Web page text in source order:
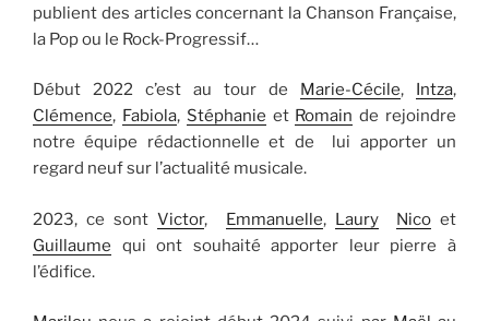
publient des articles concernant la Chanson Française,
la Pop ou le Rock-Progressif…
Début 2022 c’est au tour de Marie-Cécile, Intza,
Clémence, Fabiola, Stéphanie et Romain de rejoindre
notre équipe rédactionnelle et de lui apporter un
regard neuf sur l’actualité musicale.
2023, ce sontVictor, Emmanuelle, Laury Nicoet
Guillaume qui ont souhaité apporter leur pierre à
l’édifice.